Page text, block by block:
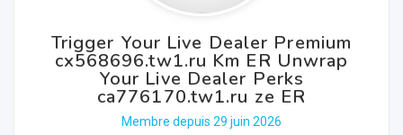
Trigger Your Live Dealer Premium
cx568696.tw1.ru Km ER Unwrap
Your Live Dealer Perks
ca776170.tw1.ru ze ER
Membre depuis 29 juin 2026